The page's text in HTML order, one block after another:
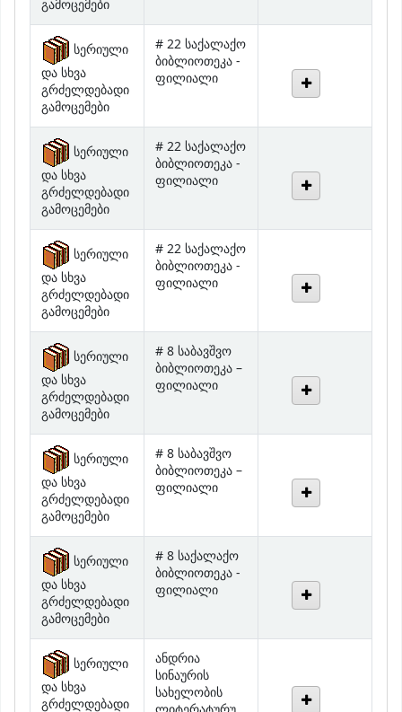
სერიული
და სხვა
გრძელდებადი
გამოცემები
ბიბლიოთეკა -
ფილიალი
სერიული
და სხვა
გრძელდებადი
გამოცემები
ბიბლიოთეკა -
ფილიალი
სერიული
და სხვა
გრძელდებადი
გამოცემები
ბიბლიოთეკა -
ფილიალი
სერიული
და სხვა
გრძელდებადი
გამოცემები
ბიბლიოთეკა –
ფილიალი
სერიული
და სხვა
გრძელდებადი
გამოცემები
ბიბლიოთეკა –
ფილიალი
სერიული
და სხვა
გრძელდებადი
გამოცემები
ბიბლიოთეკა -
ფილიალი
სერიული
და სხვა
გრძელდებადი
გამოცემები
სინაურის
სახელობის
ლიტერატურუ
ლი სახლი